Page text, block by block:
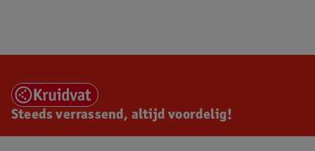
Steeds verrassend, altijd voordelig!